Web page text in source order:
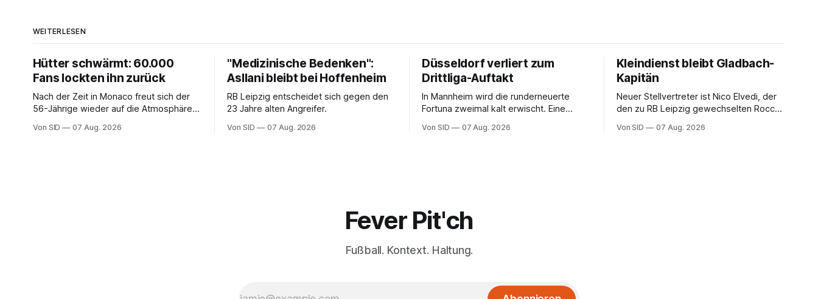
WEITERLESEN
Hütter schwärmt: 60.000
Fans lockten ihn zurück
Nach der Zeit in Monaco freut sich der
56-Jährige wieder auf die Atmosphäre in
Von SID 07 Aug. 2026
"Medizinische Bedenken":
Asllani bleibt bei Hoffenheim
RB Leipzig entscheidet sich gegen den
23 Jahre alten Angreifer.
Von SID 07 Aug. 2026
Düsseldorf verliert zum
Drittliga-Auftakt
In Mannheim wird die runderneuerte
Fortuna zweimal kalt erwischt. Eine
Anfangsphase sorgt für Zündstoff.
Von SID 07 Aug. 2026
Kleindienst bleibt Gladbach-
Kapitän
Neuer Stellvertreter ist Nico Elvedi, der
den zu RB Leipzig gewechselten Rocco
Von SID 07 Aug. 2026
Fever Pit'ch
Fußball. Kontext. Haltung.